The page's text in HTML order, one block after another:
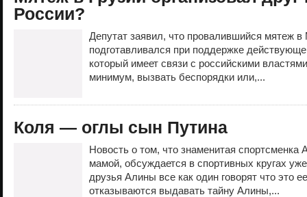
России?
Депутат заявил, что провалившийся мятеж в
подготавливался при поддержке
который имеет связи с российскими
минимум, вызвать беспорядки или,...
Коля — оглы сын Путина
Новость о том, что знаменитая спортсменка
мамой, обсуждается в спортивных кругах
друзья Алины все как один говорят что это
отказываются выдавать тайну Алины,...